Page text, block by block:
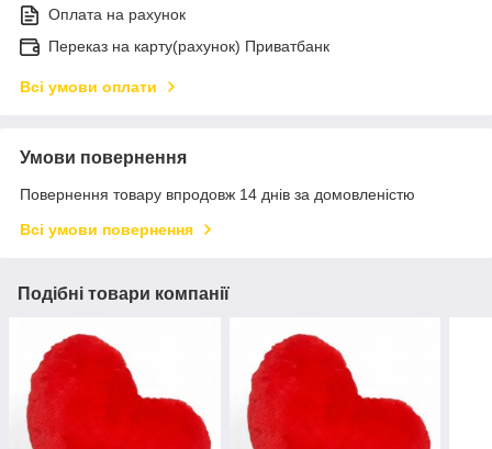
Оплата на рахунок
Переказ на карту(рахунок) Приватбанк
Всі умови оплати
Умови повернення
Повернення товару впродовж 14 днів за домовленістю
Всі умови повернення
Подібні товари компанії